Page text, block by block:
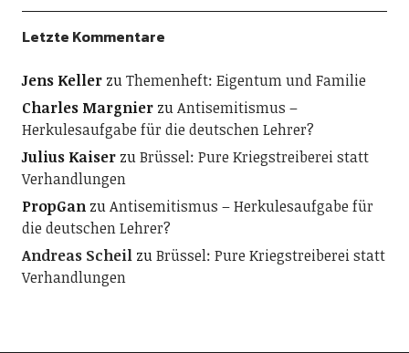
Letzte Kommentare
Jens KellerzuThemenheft: Eigentum und Familie
Charles MargnierzuAntisemitismus –
Herkulesaufgabe für die deutschen Lehrer?
Julius KaiserzuBrüssel: Pure Kriegstreiberei statt
Verhandlungen
PropGanzuAntisemitismus – Herkulesaufgabe für
die deutschen Lehrer?
Andreas ScheilzuBrüssel: Pure Kriegstreiberei statt
Verhandlungen